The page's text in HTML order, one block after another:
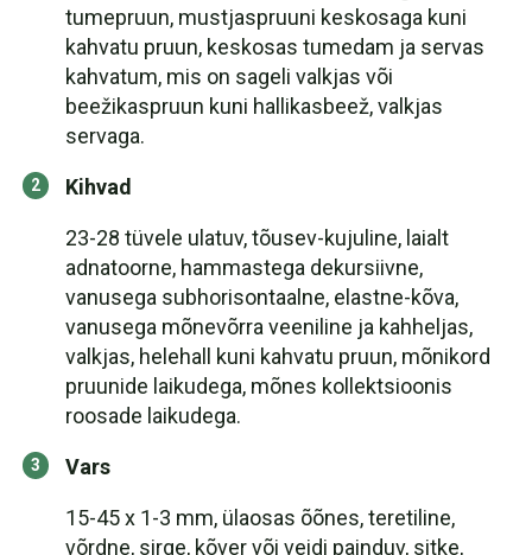
tumepruun, mustjaspruuni keskosaga kuni
kahvatu pruun, keskosas tumedam ja servas
kahvatum, mis on sageli valkjas või
beežikaspruun kuni hallikasbeež, valkjas
servaga.
Kihvad
23-28 tüvele ulatuv, tõusev-kujuline, laialt
adnatoorne, hammastega dekursiivne,
vanusega subhorisontaalne, elastne-kõva,
vanusega mõnevõrra veeniline ja kahheljas,
valkjas, helehall kuni kahvatu pruun, mõnikord
pruunide laikudega, mõnes kollektsioonis
roosade laikudega.
Vars
15-45 x 1-3 mm, ülaosas õõnes, teretiline,
võrdne, sirge, kõver või veidi painduv, sitke,